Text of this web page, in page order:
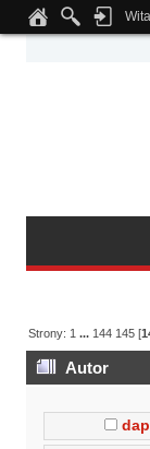
Notice: Undefined
Strony: 1 ... 144 145 [
Autor